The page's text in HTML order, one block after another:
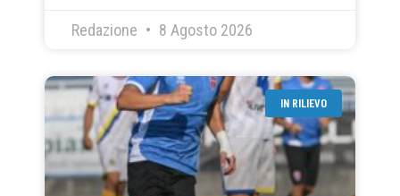
Redazione 8 Agosto 2026
IN RILIEVO